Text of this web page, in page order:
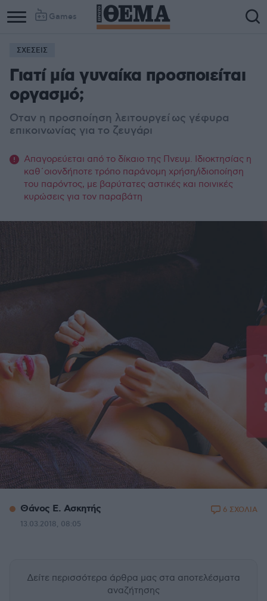
Games
ΣΧΕΣΕΙΣ
Γιατί μία γυναίκα προσποιείται
οργασμό;
Οταν η προσποίηση λειτουργεί ως γέφυρα
επικοινωνίας για το ζευγάρι
Απαγορεύεται από το δίκαιο της Πνευμ. Ιδιοκτησίας η
καθ΄οιονδήποτε τρόπο παράνομη χρήση/ιδιοποίηση
του παρόντος, με βαρύτατες αστικές και ποινικές
κυρώσεις για τον παραβάτη
Θάνος Ε. Ασκητής
13.03.2018, 08:05
6 ΣΧΟΛΙΑ
Δείτε περισσότερα άρθρα μας στα αποτελέσματα
αναζήτησης